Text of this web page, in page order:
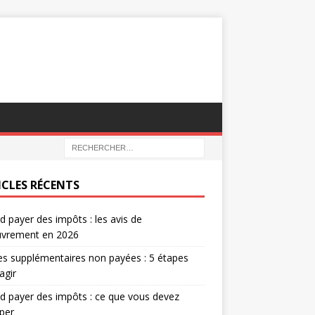
RÉCENTS
payer des impôts : les avis de
en 2026
supplémentaires non payées : 5 étapes
payer des impôts : ce que vous devez